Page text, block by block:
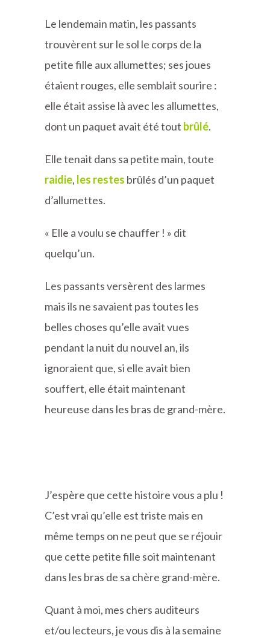
Le lendemain matin, les passants
trouvèrent sur le sol le corps de la
petite fille aux allumettes; ses joues
étaient rouges, elle semblait sourire :
elle était assise là avec les allumettes,
dont un paquet avait été tout brûlé.
Elle tenait dans sa petite main, toute
raidie, les restes brûlés d’un paquet
d’allumettes.
« Elle a voulu se chauffer ! » dit
quelqu’un.
Les passants versèrent des larmes
mais ils ne savaient pas toutes les
belles choses qu’elle avait vues
pendant la nuit du nouvel an, ils
ignoraient que, si elle avait bien
souffert, elle était maintenant
heureuse dans les bras de grand-mère.
J’espère que cette histoire vous a plu !
C’est vrai qu’elle est triste mais en
même temps on ne peut que se réjouir
que cette petite fille soit maintenant
dans les bras de sa chère grand-mère.
Quant à moi, mes chers auditeurs
et/ou lecteurs, je vous dis à la semaine